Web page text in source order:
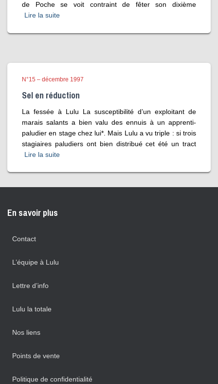
de Poche se voit contraint de fêter son dixième
Lire la suite
N°15 – décembre 1997
Sel en réduction
La fessée à Lulu La susceptibilité d’un exploitant de
marais salants a bien valu des ennuis à un apprenti-
paludier en stage chez lui*. Mais Lulu a vu triple : si trois
stagiaires paludiers ont bien distribué cet été un tract
Lire la suite
En savoir plus
Contact
L’équipe à Lulu
Lettre d’info
Lulu la totale
Nos liens
Points de vente
Politique de confidentialité